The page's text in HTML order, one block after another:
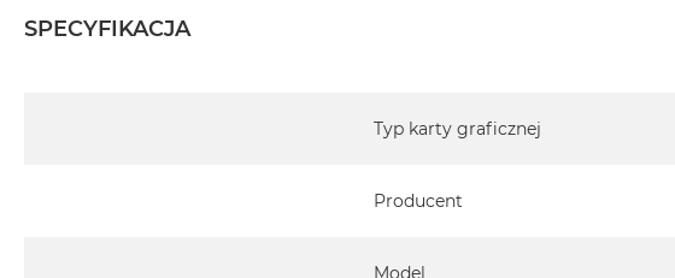
iMac jest nowy
Posiada pełną, 12 miesięczną gwarancję producenta
ten temat uzyskają Państwo kontaktując się z naszym handlowcem.
SPECYFIKACJA
Typ karty graficznej
Producent
Model